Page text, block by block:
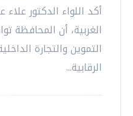
أكد اللواء الدكتور
الغربية، أن المحافظة
التموين والتجارة
الرقابية...